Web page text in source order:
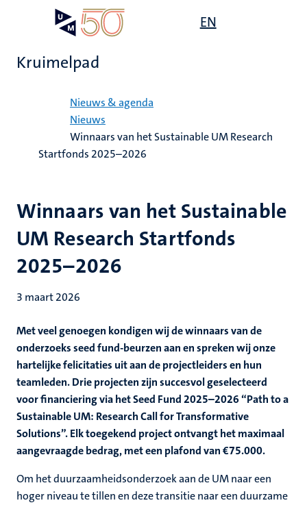
EN
Kruimelpad
Nieuws & agenda
Nieuws
Winnaars van het Sustainable UM Research
Startfonds 2025–2026
Winnaars van het Sustainable
UM Research Startfonds
2025–2026
3 maart 2026
Met veel genoegen kondigen wij de winnaars van de
onderzoeks seed fund-beurzen aan en spreken wij onze
hartelijke felicitaties uit aan de projectleiders en hun
teamleden. Drie projecten zijn succesvol geselecteerd
voor financiering via het Seed Fund 2025–2026 “Path to a
Sustainable UM: Research Call for Transformative
Solutions”. Elk toegekend project ontvangt het maximaal
aangevraagde bedrag, met een plafond van €75.000.
Om het duurzaamheidsonderzoek aan de UM naar een
hoger niveau te tillen en deze transitie naar een duurzame